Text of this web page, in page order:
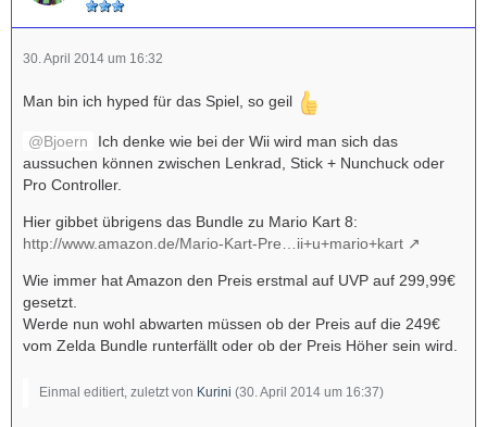
30. April 2014 um 16:32
Man bin ich hyped für das Spiel, so geil
Bjoern
Ich denke wie bei der Wii wird man sich das
aussuchen können zwischen Lenkrad, Stick + Nunchuck oder
Pro Controller.
Hier gibbet übrigens das Bundle zu Mario Kart 8:
http://www.amazon.de/Mario-Kart-Pre…ii+u+mario+kart
Wie immer hat Amazon den Preis erstmal auf UVP auf 299,99€
gesetzt.
Werde nun wohl abwarten müssen ob der Preis auf die 249€
vom Zelda Bundle runterfällt oder ob der Preis Höher sein wird.
Einmal editiert, zuletzt von Kurini (30. April 2014 um 16:37)